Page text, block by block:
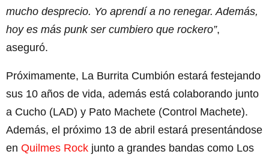
mucho desprecio. Yo aprendí a no renegar. Además,
hoy es más punk ser cumbiero que rockero”,
aseguró.
Próximamente, La Burrita Cumbión estará festejando
sus 10 años de vida, además está colaborando junto
a Cucho (LAD) y Pato Machete (Control Machete).
Además, el próximo 13 de abril estará presentándose
en Quilmes Rock junto a grandes bandas como Los